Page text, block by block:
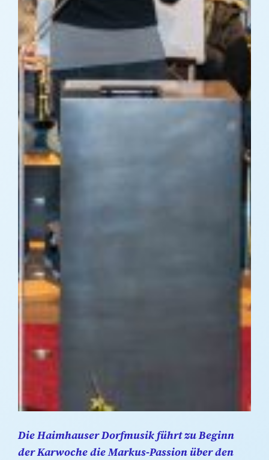
Die Haimhauser Dorfmusik führt zu Beginn
der Karwoche die Markus-Passion über den